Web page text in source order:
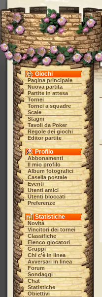
Giochi
Pagina principale
Nuova partita
Partite in attesa
Tornei
Tornei a squadre
Scale
Stagni
Tavoli da Poker
Regole dei giochi
Editor partite
Profilo
Abbonamenti
Il mio profilo
Album fotografici
Casella postale
Eventi
Utenti amici
Utenti bloccati
Preferenze
Statistiche
Novità
Vincitori dei tornei
Classifiche
Elenco giocatori
Gruppi
Chi c'è in linea
Avversari in linea
Forum
Sondaggi
Chat
Statistiche
Obiettivi